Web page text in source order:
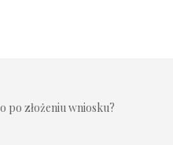
po złożeniu wniosku?